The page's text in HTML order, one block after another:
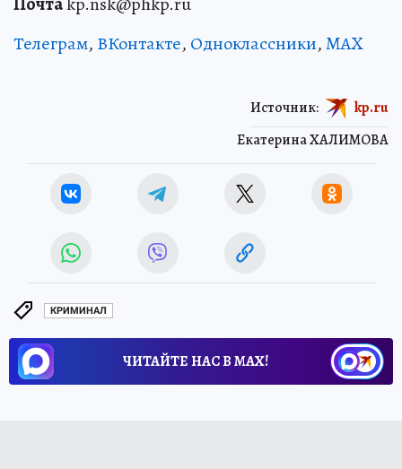
Телеграм, ВКонтакте, Одноклассники,MAX
Екатерина ХАЛИМОВА
Источник: kp.ru
КРИМИНАЛ
ЧИТАЙТЕ НАС В МАХ!